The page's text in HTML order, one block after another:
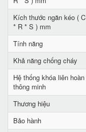
Kích thước ngăn kéo ( C
* R * S ) mm
Tính năng
Khả năng chống cháy
Hệ thống khóa liên hoàn
thông minh
Thương hiệu
Bảo hành